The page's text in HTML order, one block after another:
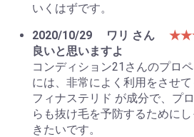
いくはずです。
2020/10/29
ワリ さん
良いと思いますよ
コンディション21さんのプロ
には、非常によく利用をさせて
フィナステリド が成分で、プ
らも抜け毛を予防するために
きたいです。